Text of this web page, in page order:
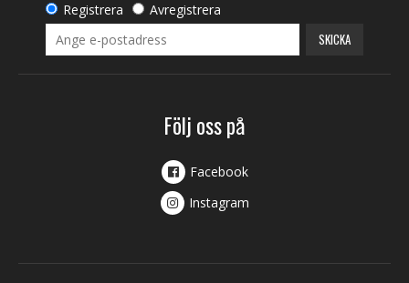
Registrera Avregistrera
SKICKA
Följ oss på
Facebook
Instagram